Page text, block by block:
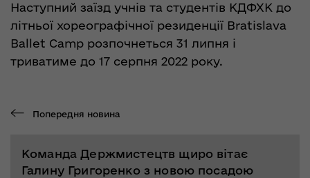
Наступний заїзд учнів та студентів КДФХК до
літньої хореографічної резиденції Bratislava
Ballet Camp розпочнеться 31 липня і
триватиме до 17 серпня 2022 року.
Попередня новина
Команда Держмистецтв щиро вітає
Галину Григоренко з новою посадою